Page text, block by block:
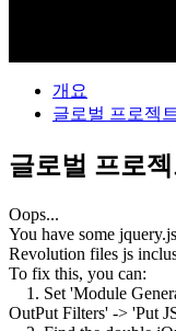
개요
글로벌 프로젝트
글로벌 프로
Oops...
You have some
Revolution files js
To fix this, you can:
1. Set 'Module
OutPut Filters' -> 'Put